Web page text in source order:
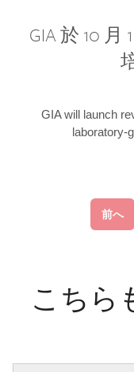
GIA 於 10
GIA will launch
laboratory-
前へ
こちら